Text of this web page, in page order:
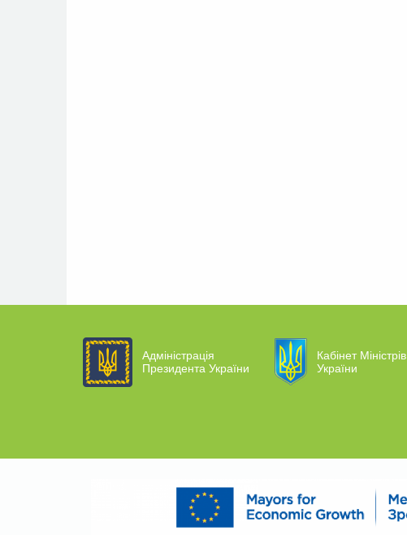
Адміністрація
Президента України
Кабінет Міністрів
України